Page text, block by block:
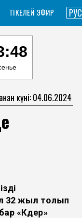
ТІКЕЛЕЙ ЭФИР РУС
күні: 04.06.2024
32 жыл толып
«Күдер»